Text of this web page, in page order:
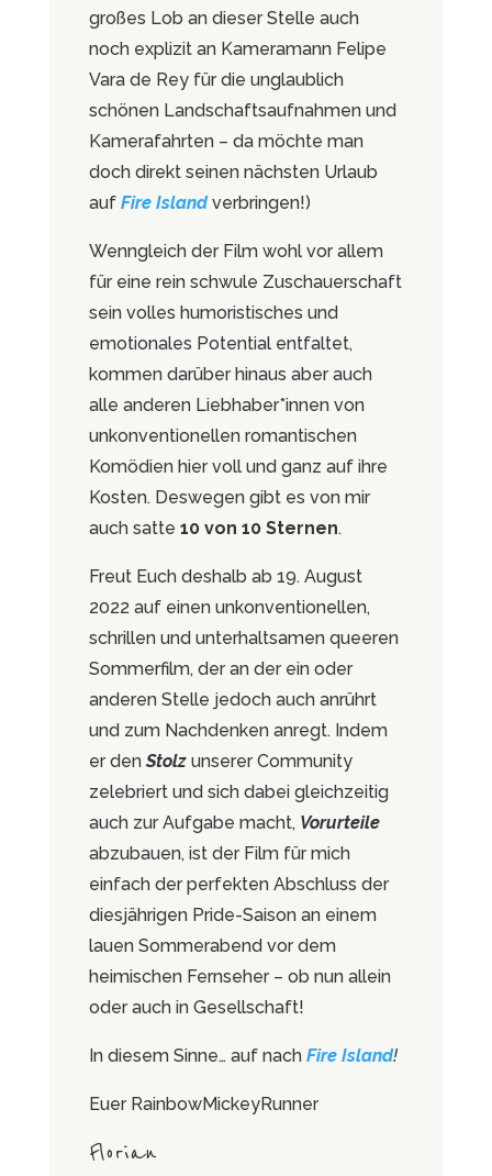
großes Lob an dieser Stelle auch
noch explizit an Kameramann Felipe
Vara de Rey für die unglaublich
schönen Landschaftsaufnahmen und
Kamerafahrten – da möchte man
doch direkt seinen nächsten Urlaub
auf Fire Islandverbringen!)
Wenngleich der Film wohl vor allem
für eine rein schwule Zuschauerschaft
sein volles humoristisches und
emotionales Potential entfaltet,
kommen darüber hinaus aber auch
alle anderen Liebhaber*innen von
unkonventionellen romantischen
Komödien hier voll und ganz auf ihre
Kosten. Deswegen gibt es von mir
auch satte 10 von 10 Sternen.
Freut Euch deshalb ab 19. August
2022 auf einen unkonventionellen,
schrillen und unterhaltsamen queeren
Sommerfilm, der an der ein oder
anderen Stelle jedoch auch anrührt
und zum Nachdenken anregt. Indem
er denStolzunserer Community
zelebriert und sich dabei gleichzeitig
auch zur Aufgabe macht, Vorurteile
abzubauen, ist der Film für mich
einfach der perfekten Abschluss der
diesjährigen Pride-Saison an einem
lauen Sommerabend vor dem
heimischen Fernseher – ob nun allein
oder auch in Gesellschaft!
In diesem Sinne… auf nach Fire Island!
Euer RainbowMickeyRunner
Florian